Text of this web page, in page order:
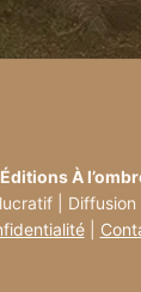
Éditions À
|
|